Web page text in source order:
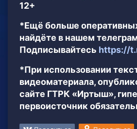
12+
*Ещё больше
найдёте в нашем
Подписывайтесь https://
*При использовании
видеоматериала,
сайте ГТРК «Иртыш»,
первоисточник